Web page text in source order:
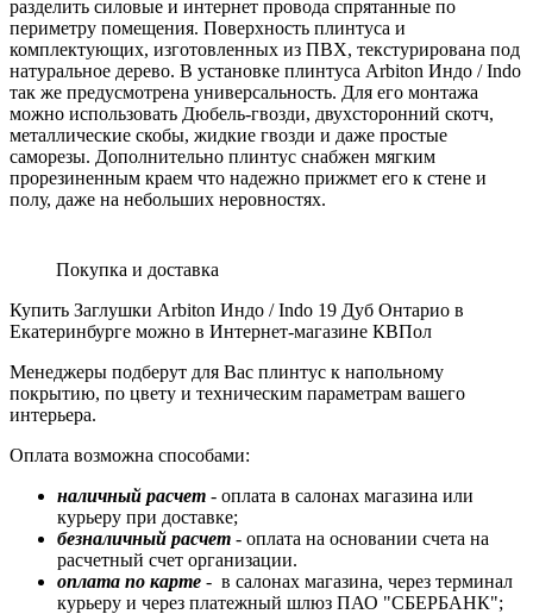
разделить силовые и интернет провода спрятанные по
периметру помещения. Поверхность плинтуса и
комплектующих, изготовленных из ПВХ, текстурирована под
натуральное дерево. В установке плинтуса Arbiton Индо / Indo
так же предусмотрена универсальность. Для его монтажа
можно использовать Дюбель-гвозди, двухсторонний скотч,
металлические скобы, жидкие гвозди и даже простые
саморезы. Дополнительно плинтус снабжен мягким
прорезиненным краем что надежно прижмет его к стене и
полу, даже на небольших неровностях.
Покупка и доставка
Купить Заглушки Arbiton Индо / Indo 19 Дуб Онтарио в
Екатеринбурге можно в Интернет-магазине КВПол
Менеджеры подберут для Вас плинтус к напольному
покрытию, по цвету и техническим параметрам вашего
интерьера.
Оплата возможна способами:
наличный расчет - оплата в салонах магазина или
курьеру при доставке;
безналичный расчет - оплата на основании счета на
расчетный счет организации.
оплата по карте - в салонах магазина, через терминал
курьеру и через платежный шлюз ПАО "СБЕРБАНК";